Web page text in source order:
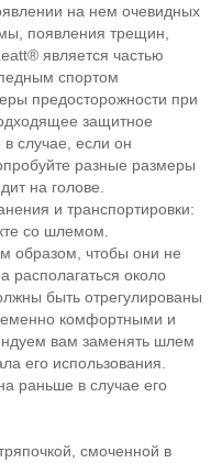
на нем очевидных
появления трещин,
является частью
спортом
предосторожности при
защитное
случае, если он
разные размеры
на голове.
и транспортировки:
со шлемом.
образом, чтобы они не
располагаться около
быть отрегулированы
комфортными и
вам заменять шлем
его использования.
раньше в случае его
смоченной в